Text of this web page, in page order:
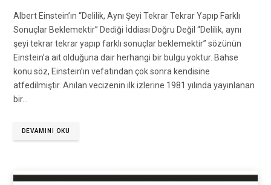
Albert Einstein’ın “Delilik, Aynı Şeyi Tekrar Tekrar Yapıp Farklı
Sonuçlar Beklemektir” Dediği İddiası Doğru Değil “Delilik, aynı
şeyi tekrar tekrar yapıp farklı sonuçlar beklemektir” sözünün
Einstein’a ait olduğuna dair herhangi bir bulgu yoktur. Bahse
konu söz, Einstein’ın vefatından çok sonra kendisine
atfedilmiştir. Anılan vecizenin ilk izlerine 1981 yılında yayınlanan
bir…
DEVAMINI OKU